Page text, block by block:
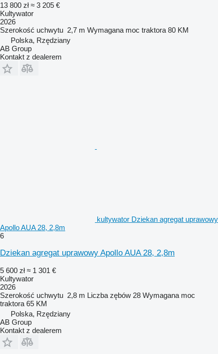
13 800 zł ≈ 3 205 €
Kultywator
2026
Szerokość uchwytu 2,7 m Wymagana moc traktora 80 KM
Polska, Rzędziany
AB Group
Kontakt z dealerem
kultywator Dziekan agregat uprawowy
Apollo AUA 28, 2,8m
6
Dziekan agregat uprawowy Apollo AUA 28, 2,8m
5 600 zł ≈ 1 301 €
Kultywator
2026
Szerokość uchwytu 2,8 m Liczba zębów 28 Wymagana moc
traktora 65 KM
Polska, Rzędziany
AB Group
Kontakt z dealerem